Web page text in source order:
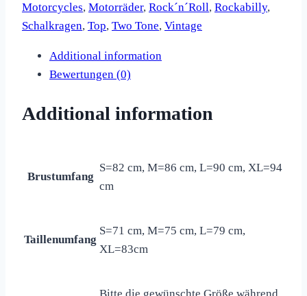
Motorcycles, Motorräder, Rock´n´Roll, Rockabilly,
Schalkragen, Top, Two Tone, Vintage
Additional information
Bewertungen (0)
Additional information
Brustumfang
S=82 cm, M=86 cm, L=90 cm, XL=94
cm
Taillenumfang
S=71 cm, M=75 cm, L=79 cm,
XL=83cm
Bitte die gewünschte Größe während